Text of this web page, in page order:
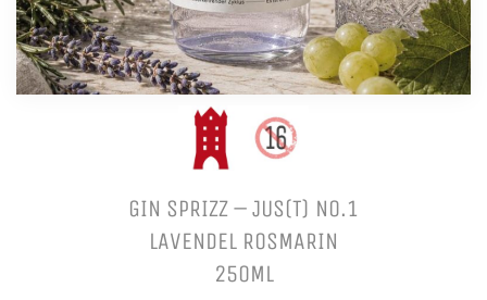
GIN SPRIZZ – JUS(T) NO.1
LAVENDEL ROSMARIN
250ML